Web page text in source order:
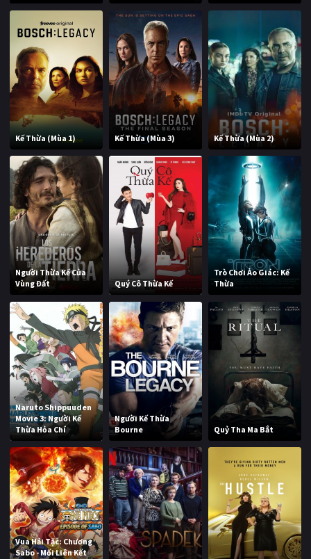
Kế Thừa (Mùa 1) Kế Thừa (Mùa 3) Kế Thừa (Mùa 2)
Người Thừa Kế Của
Vùng Đất
Quý Cô Thừa Kế
Trò Chơi Ảo Giác: Kế
Thừa
Naruto Shippuuden
Movie 3: Người Kế
Thừa Hỏa Chí
Người Kế Thừa
Bourne
Quỷ Tha Ma Bắt
Vua Hải Tặc: Chương
Sabo - Mối Liên Kết